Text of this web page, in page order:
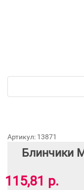
Артикул: 13871
Блинчики
115,81 р.